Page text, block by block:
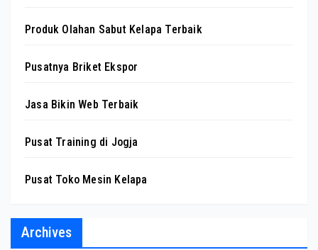
Produk Olahan Sabut Kelapa Terbaik
Pusatnya Briket Ekspor
Jasa Bikin Web Terbaik
Pusat Training di Jogja
Pusat Toko Mesin Kelapa
Archives